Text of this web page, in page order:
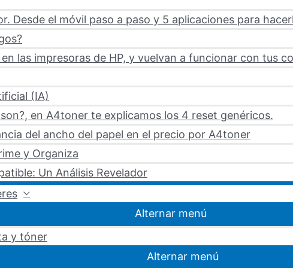
Desde el móvil paso a paso y 5 aplicaciones para
las impresoras de HP, y vuelvan a funcionar con tus
(IA)
en A4toner te explicamos los 4 reset genéricos.
del ancho del papel en el precio por A4toner
y Organiza
Un Análisis Revelador
Alternar menú
y tóner
Alternar menú